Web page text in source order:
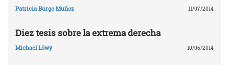
Patricia Burgo Muñoz 11/07/2014
Diez tesis sobre la extrema derecha
Michael Löwy 10/06/2014